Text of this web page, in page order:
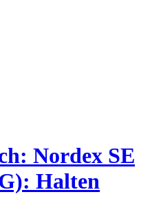
Nordex SE
Halten